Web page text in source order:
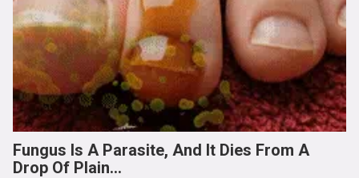
Fungus Is A Parasite, And It Dies From A
Drop Of Plain...